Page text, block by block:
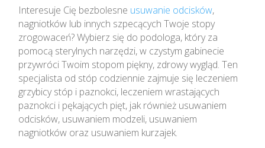
Interesuje Cię bezbolesne usuwanie odcisków,
nagniotków lub innych szpecących Twoje stopy
zrogowaceń? Wybierz się do podologa, który za
pomocą sterylnych narzędzi, w czystym gabinecie
przywróci Twoim stopom piękny, zdrowy wygląd. Ten
specjalista od stóp codziennie zajmuje się leczeniem
grzybicy stóp i paznokci, leczeniem wrastających
paznokci i pękających pięt, jak również usuwaniem
odcisków, usuwaniem modzeli, usuwaniem
nagniotków oraz usuwaniem kurzajek.